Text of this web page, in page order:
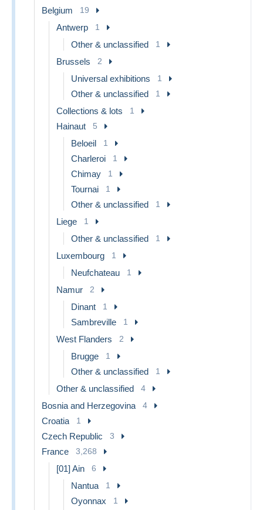
Belgium 19
Antwerp 1
Other & unclassified 1
Brussels 2
Universal exhibitions 1
Other & unclassified 1
Collections & lots 1
Hainaut 5
Beloeil 1
Charleroi 1
Chimay 1
Tournai 1
Other & unclassified 1
Liege 1
Other & unclassified 1
Luxembourg 1
Neufchateau 1
Namur 2
Dinant 1
Sambreville 1
West Flanders 2
Brugge 1
Other & unclassified 1
Other & unclassified 4
Bosnia and Herzegovina 4
Croatia 1
Czech Republic 3
France 3,268
[01] Ain 6
Nantua 1
Oyonnax 1